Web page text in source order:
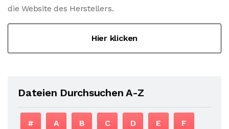
die Website des Herstellers.
Hier klicken
Dateien Durchsuchen A-Z
# A B C D E F